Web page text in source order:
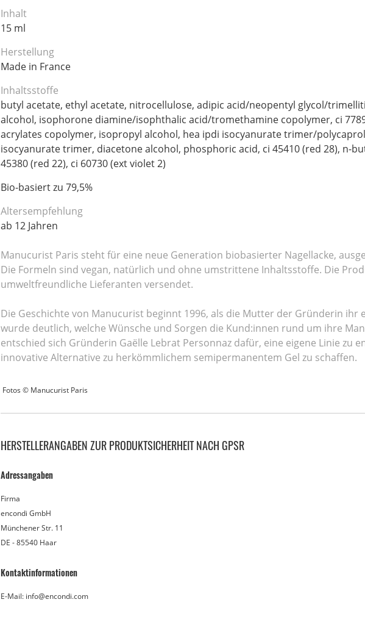
Inhalt
15 ml
Herstellung
Made in France
Inhaltsstoffe
butyl acetate, ethyl acetate, nitrocellulose, adipic acid/neopentyl glycol/
alcohol, isophorone diamine/isophthalic acid/tromethamine copolymer, ci
acrylates copolymer, isopropyl alcohol, hea ipdi isocyanurate trimer/
isocyanurate trimer, diacetone alcohol, phosphoric acid, ci 45410 (red 28), n-
45380 (red 22), ci 60730 (ext violet 2)
Bio-basiert zu 79,5%
Altersempfehlung
ab 12 Jahren
Manucurist Paris steht für eine neue Generation biobasierter Nagellacke,
Die Formeln sind vegan, natürlich und ohne umstrittene Inhaltsstoffe. Die
umweltfreundliche Lieferanten versendet.
Die Geschichte von Manucurist beginnt 1996, als die Mutter der Gründerin ihr
wurde deutlich, welche Wünsche und Sorgen die Kund:innen rund um ihre
entschied sich Gründerin Gaëlle Lebrat Personnaz dafür, eine eigene Linie zu
innovative Alternative zu herkömmlichem semipermanentem Gel zu schaffen.
Fotos © Manucurist Paris
HERSTELLERANGABEN ZUR PRODUKTSICHERHEIT NACH GPSR
Adressangaben
Firma
encondi GmbH
Münchener Str. 11
DE - 85540 Haar
Kontaktinformationen
E-Mail: info@encondi.com